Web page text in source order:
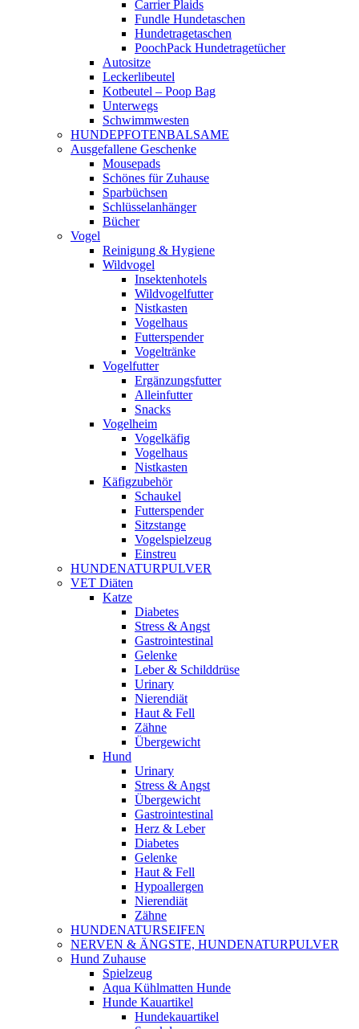
Carrier Plaids
Fundle Hundetaschen
Hundetragetaschen
PoochPack Hundetragetücher
Autositze
Leckerlibeutel
Kotbeutel – Poop Bag
Unterwegs
Schwimmwesten
HUNDEPFOTENBALSAME
Ausgefallene Geschenke
Mousepads
Schönes für Zuhause
Sparbüchsen
Schlüsselanhänger
Bücher
Vogel
Reinigung & Hygiene
Wildvogel
Insektenhotels
Wildvogelfutter
Nistkasten
Vogelhaus
Futterspender
Vogeltränke
Vogelfutter
Ergänzungsfutter
Alleinfutter
Snacks
Vogelheim
Vogelkäfig
Vogelhaus
Nistkasten
Käfigzubehör
Schaukel
Futterspender
Sitzstange
Vogelspielzeug
Einstreu
HUNDENATURPULVER
VET Diäten
Katze
Diabetes
Stress & Angst
Gastrointestinal
Gelenke
Leber & Schilddrüse
Urinary
Nierendiät
Haut & Fell
Zähne
Übergewicht
Hund
Urinary
Stress & Angst
Übergewicht
Gastrointestinal
Herz & Leber
Diabetes
Gelenke
Haut & Fell
Hypoallergen
Nierendiät
Zähne
HUNDENATURSEIFEN
NERVEN & ÄNGSTE, HUNDENATURPULVER
Hund Zuhause
Spielzeug
Aqua Kühlmatten Hunde
Hunde Kauartikel
Hundekauartikel